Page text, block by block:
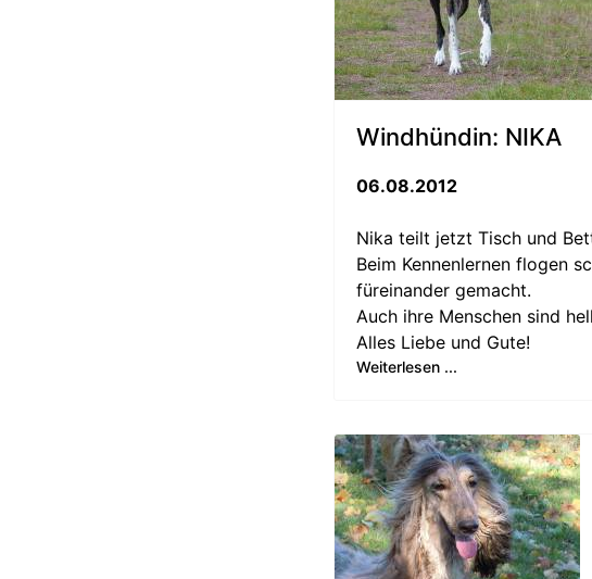
Windhündin: NIKA
06.08.2012
Nika teilt jetzt Tisch und
Beim Kennenlernen flogen
füreinander gemacht.
Auch ihre Menschen sind
Alles Liebe und Gute!
Weiterlesen ...